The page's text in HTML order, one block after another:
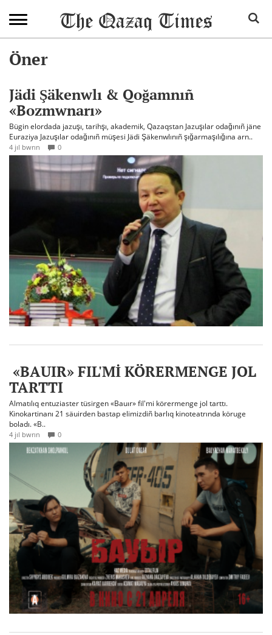
Öner
Jädi Şäkenwlı & Qoğamnıñ
«Bozmwnarı»
Bügin elordada jazuşı, tarihşı, akademik, Qazaqstan Jazuşılar odağınıñ jäne
Euraziya Jazuşılar odağınıñ müşesi Jädi Şäkenwlınıñ şığarmaşılığına arn..
4 jıl bwrın 0
«BAUIR» FIL'Mİ KÖRERMENGE JOL
TARTTI
Almatılıq entuziaster tüsirgen «Bauır» fil'mi körermenge jol tarttı.
Kinokartinanı 21 säuirden bastap elimizdiñ barlıq kinoteatrında köruge
boladı. «B..
4 jıl bwrın 0